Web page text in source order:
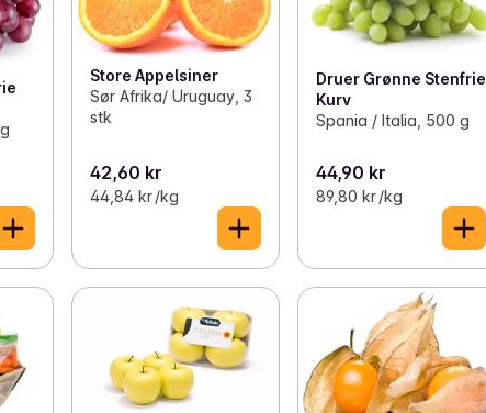
Store Appelsiner
Sør Afrika/ Uruguay, 3
stk
42,60 kr
44,84 kr /kg
Druer Grønne Stenfrie
Kurv
Spania / Italia, 500 g
44,90 kr
89,80 kr /kg